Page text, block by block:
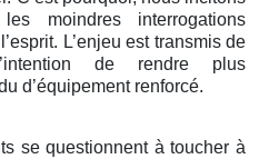
moindres interrogations
L’enjeu est transmis de
de rendre plus
d’équipement renforcé.
se questionnent à toucher à